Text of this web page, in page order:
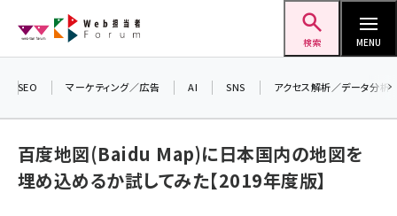
ン
検索 MENU
SEO マーケティング／広告 AI SNS アクセス解析／データ分析
百度地図(Baidu Map)に日本国内の地図を
埋め込めるか試してみた【2019年度版】